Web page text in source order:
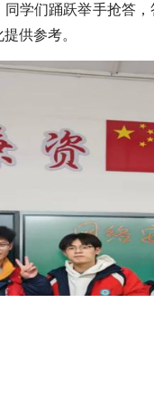
学们踊跃举手抢答
供参考。